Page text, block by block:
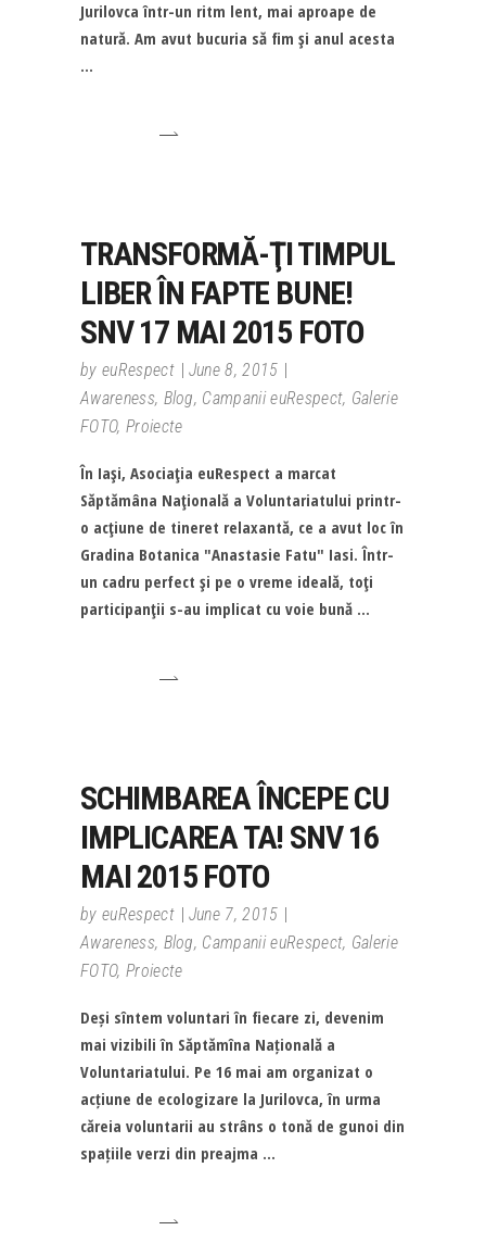
Jurilovca într-un ritm lent, mai aproape de
natură. Am avut bucuria să fim şi anul acesta
TRANSFORMĂ-ŢI TIMPUL
LIBER ÎN FAPTE BUNE!
SNV 17 MAI 2015 FOTO
by euRespect
June 8, 2015
Awareness, Blog, Campanii euRespect, Galerie
FOTO, Proiecte
În Iaşi, Asociaţia euRespect a marcat
Săptămâna Naţională a Voluntariatului printr-
o acţiune de tineret relaxantă, ce a avut loc în
Gradina Botanica "Anastasie Fatu" Iasi. Într-
un cadru perfect şi pe o vreme ideală, toţi
participanţii s-au implicat cu voie bună
SCHIMBAREA ÎNCEPE CU
IMPLICAREA TA! SNV 16
MAI 2015 FOTO
by euRespect
June 7, 2015
Awareness, Blog, Campanii euRespect, Galerie
FOTO, Proiecte
Deși sîntem voluntari în fiecare zi, devenim
mai vizibili în Săptămîna Națională a
Voluntariatului. Pe 16 mai am organizat o
acțiune de ecologizare la Jurilovca, în urma
căreia voluntarii au strâns o tonă de gunoi din
spațiile verzi din preajma